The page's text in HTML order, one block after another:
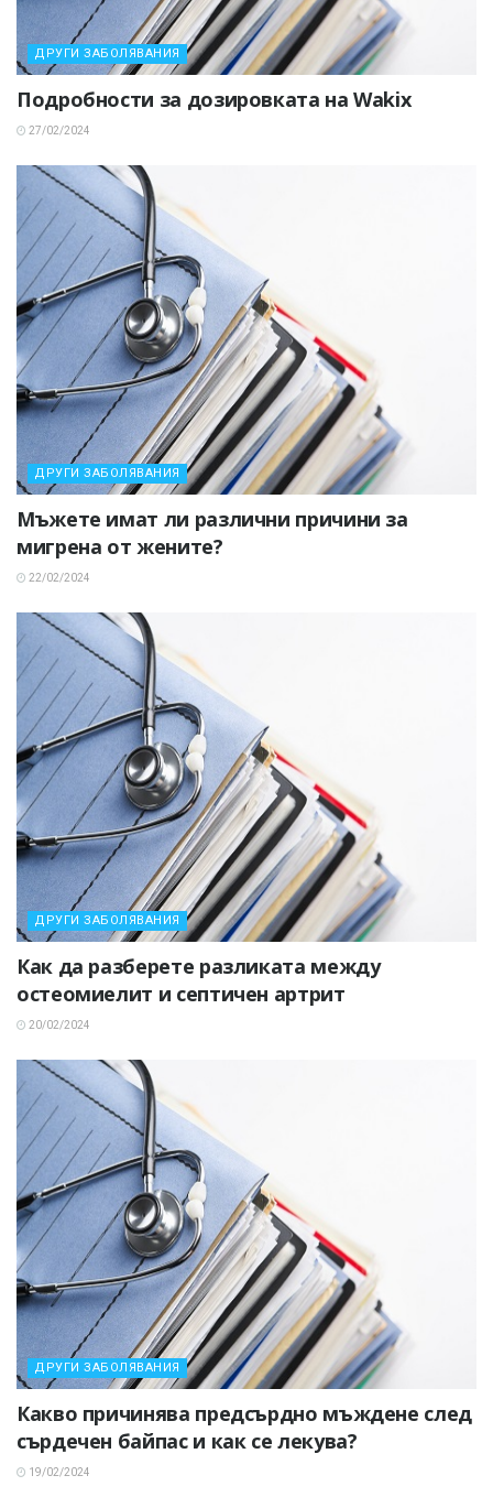
ДРУГИ ЗАБОЛЯВАНИЯ
Подробности за дозировката на Wakix
27/02/2024
ДРУГИ ЗАБОЛЯВАНИЯ
Мъжете имат ли различни причини за
мигрена от жените?
22/02/2024
ДРУГИ ЗАБОЛЯВАНИЯ
Как да разберете разликата между
остеомиелит и септичен артрит
20/02/2024
ДРУГИ ЗАБОЛЯВАНИЯ
Какво причинява предсърдно мъждене след
сърдечен байпас и как се лекува?
19/02/2024